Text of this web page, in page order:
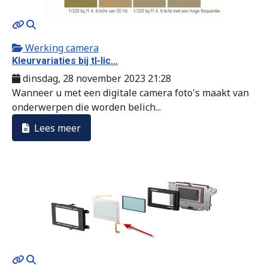
MOD_JTCS_VIEW_ARTICLE_LINK
Werking camera
Kleurvariaties bij tl-lic...
dinsdag, 28 november 2023 21:28
Wanneer u met een digitale camera foto's maakt van
onderwerpen die worden belich...
Lees meer
MOD_JTCS_VIEW_ARTICLE_LINK